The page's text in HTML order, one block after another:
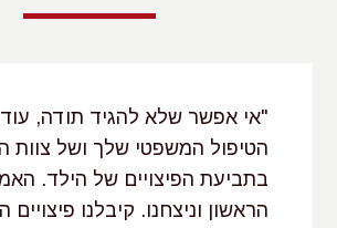
"אי אפשר שלא להגיד תודה,
הטיפול המשפטי שלך ושל צוות
בתביעת הפיצויים של הילד.
הראשון וניצחנו. קיבלנו פיצויים